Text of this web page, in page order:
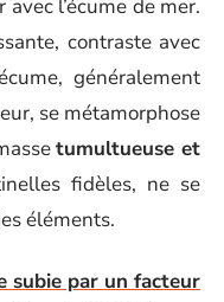
l’écume de mer.
contraste avec
généralement
se métamorphose
tumultueuse et
fidèles, ne se
éléments.
subie par un facteur